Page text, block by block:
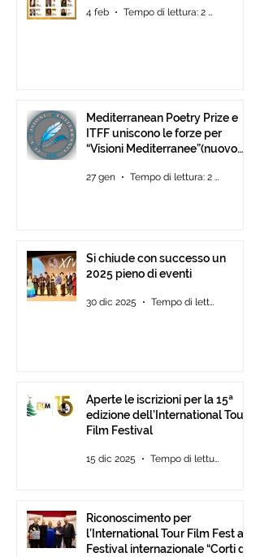
4 feb Tempo di lettura: 2 min
Mediterranean Poetry Prize e
ITFF uniscono le forze per
“Visioni Mediterranee”(nuovo
27 gen Tempo di lettura: 2 min
Si chiude con successo un
2025 pieno di eventi
30 dic 2025 Tempo di lettura: 2 min
Aperte le iscrizioni per la 15ª
edizione dell’International Tour
Film Festival
15 dic 2025 Tempo di lettura: 2 min
Riconoscimento per
l’International Tour Film Fest al
Festival internazionale “Corti da